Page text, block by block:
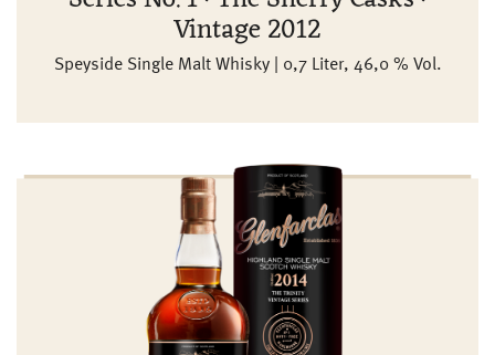
Vintage 2012
Speyside Single Malt Whisky | 0,7 Liter, 46,0 % Vol.